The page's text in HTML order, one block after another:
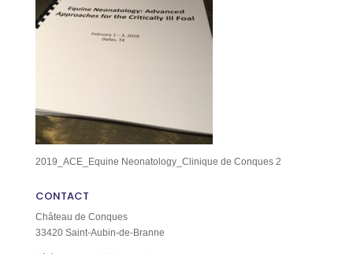
2019_ACE_Equine Neonatology_Clinique de Conques 2
CONTACT
Château de Conques
33420 Saint-Aubin-de-Branne